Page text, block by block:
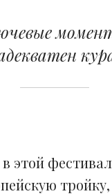
этой